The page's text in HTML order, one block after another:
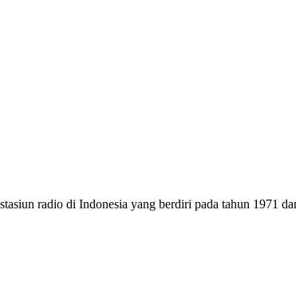
radio di Indonesia yang berdiri pada tahun 1971